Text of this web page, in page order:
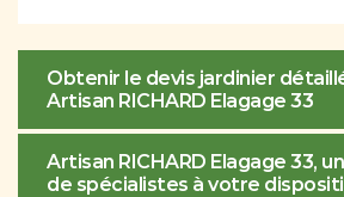
Obtenir le devis jardinier
Artisan RICHARD Elagage 33
Artisan RICHARD Elagage 33,
de spécialistes à votre